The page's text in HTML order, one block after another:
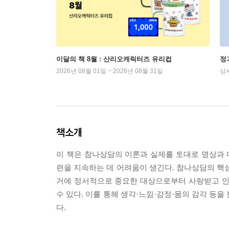
이달의 책 8월 : 산리오캐릭터즈 유리컵
2026년 08월 01일 ~ 2026년 08월 31일
정
상
책소개
이 책은 참나상담의 이론과 실제를 토대로 명상
련을 지속하는 데 어려움이 생긴다. 참나상담의
거에 정서적으로 중요한 대상으로부터 사랑받고
수 있다. 이를 통해 생각·느낌·감정·몸의 감각 등
다.